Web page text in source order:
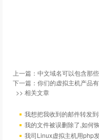
上一篇： 中文域名可以包含那
下一篇： 你们的虚拟主机产品
>> 相关文章
我想把我收到的邮件转发
我的文件被误删除了,如何
我司Linux虚拟主机用php